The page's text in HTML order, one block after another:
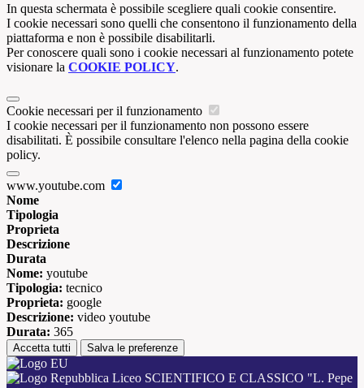
In questa schermata è possibile scegliere quali cookie consentire.
I cookie necessari sono quelli che consentono il funzionamento della
piattaforma e non è possibile disabilitarli.
Per conoscere quali sono i cookie necessari al funzionamento potete
visionare la COOKIE POLICY.
Cookie necessari per il funzionamento
I cookie necessari per il funzionamento non possono essere
disabilitati. È possibile consultare l'elenco nella pagina della cookie
policy.
www.youtube.com
Nome
Tipologia
Proprieta
Descrizione
Durata
Nome: youtube
Tipologia: tecnico
Proprieta: google
Descrizione: video youtube
Durata: 365
Accetta tutti Salva le preferenze
Liceo SCIENTIFICO E CLASSICO "L. Pepe